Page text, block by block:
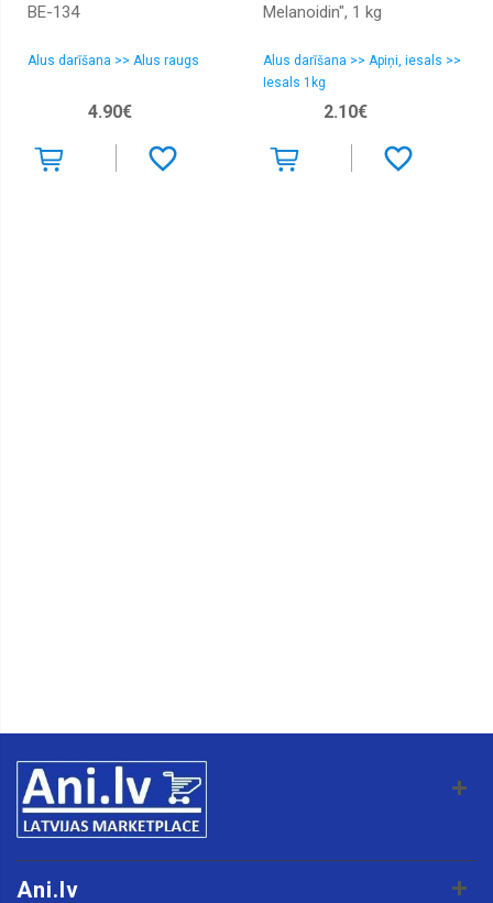
BE-134
Alus darīšana >> Alus raugs
4.90€
Melanoidin", 1 kg
Alus darīšana >> Apiņi, iesals >>
Iesals 1kg
2.10€
Ani.lv